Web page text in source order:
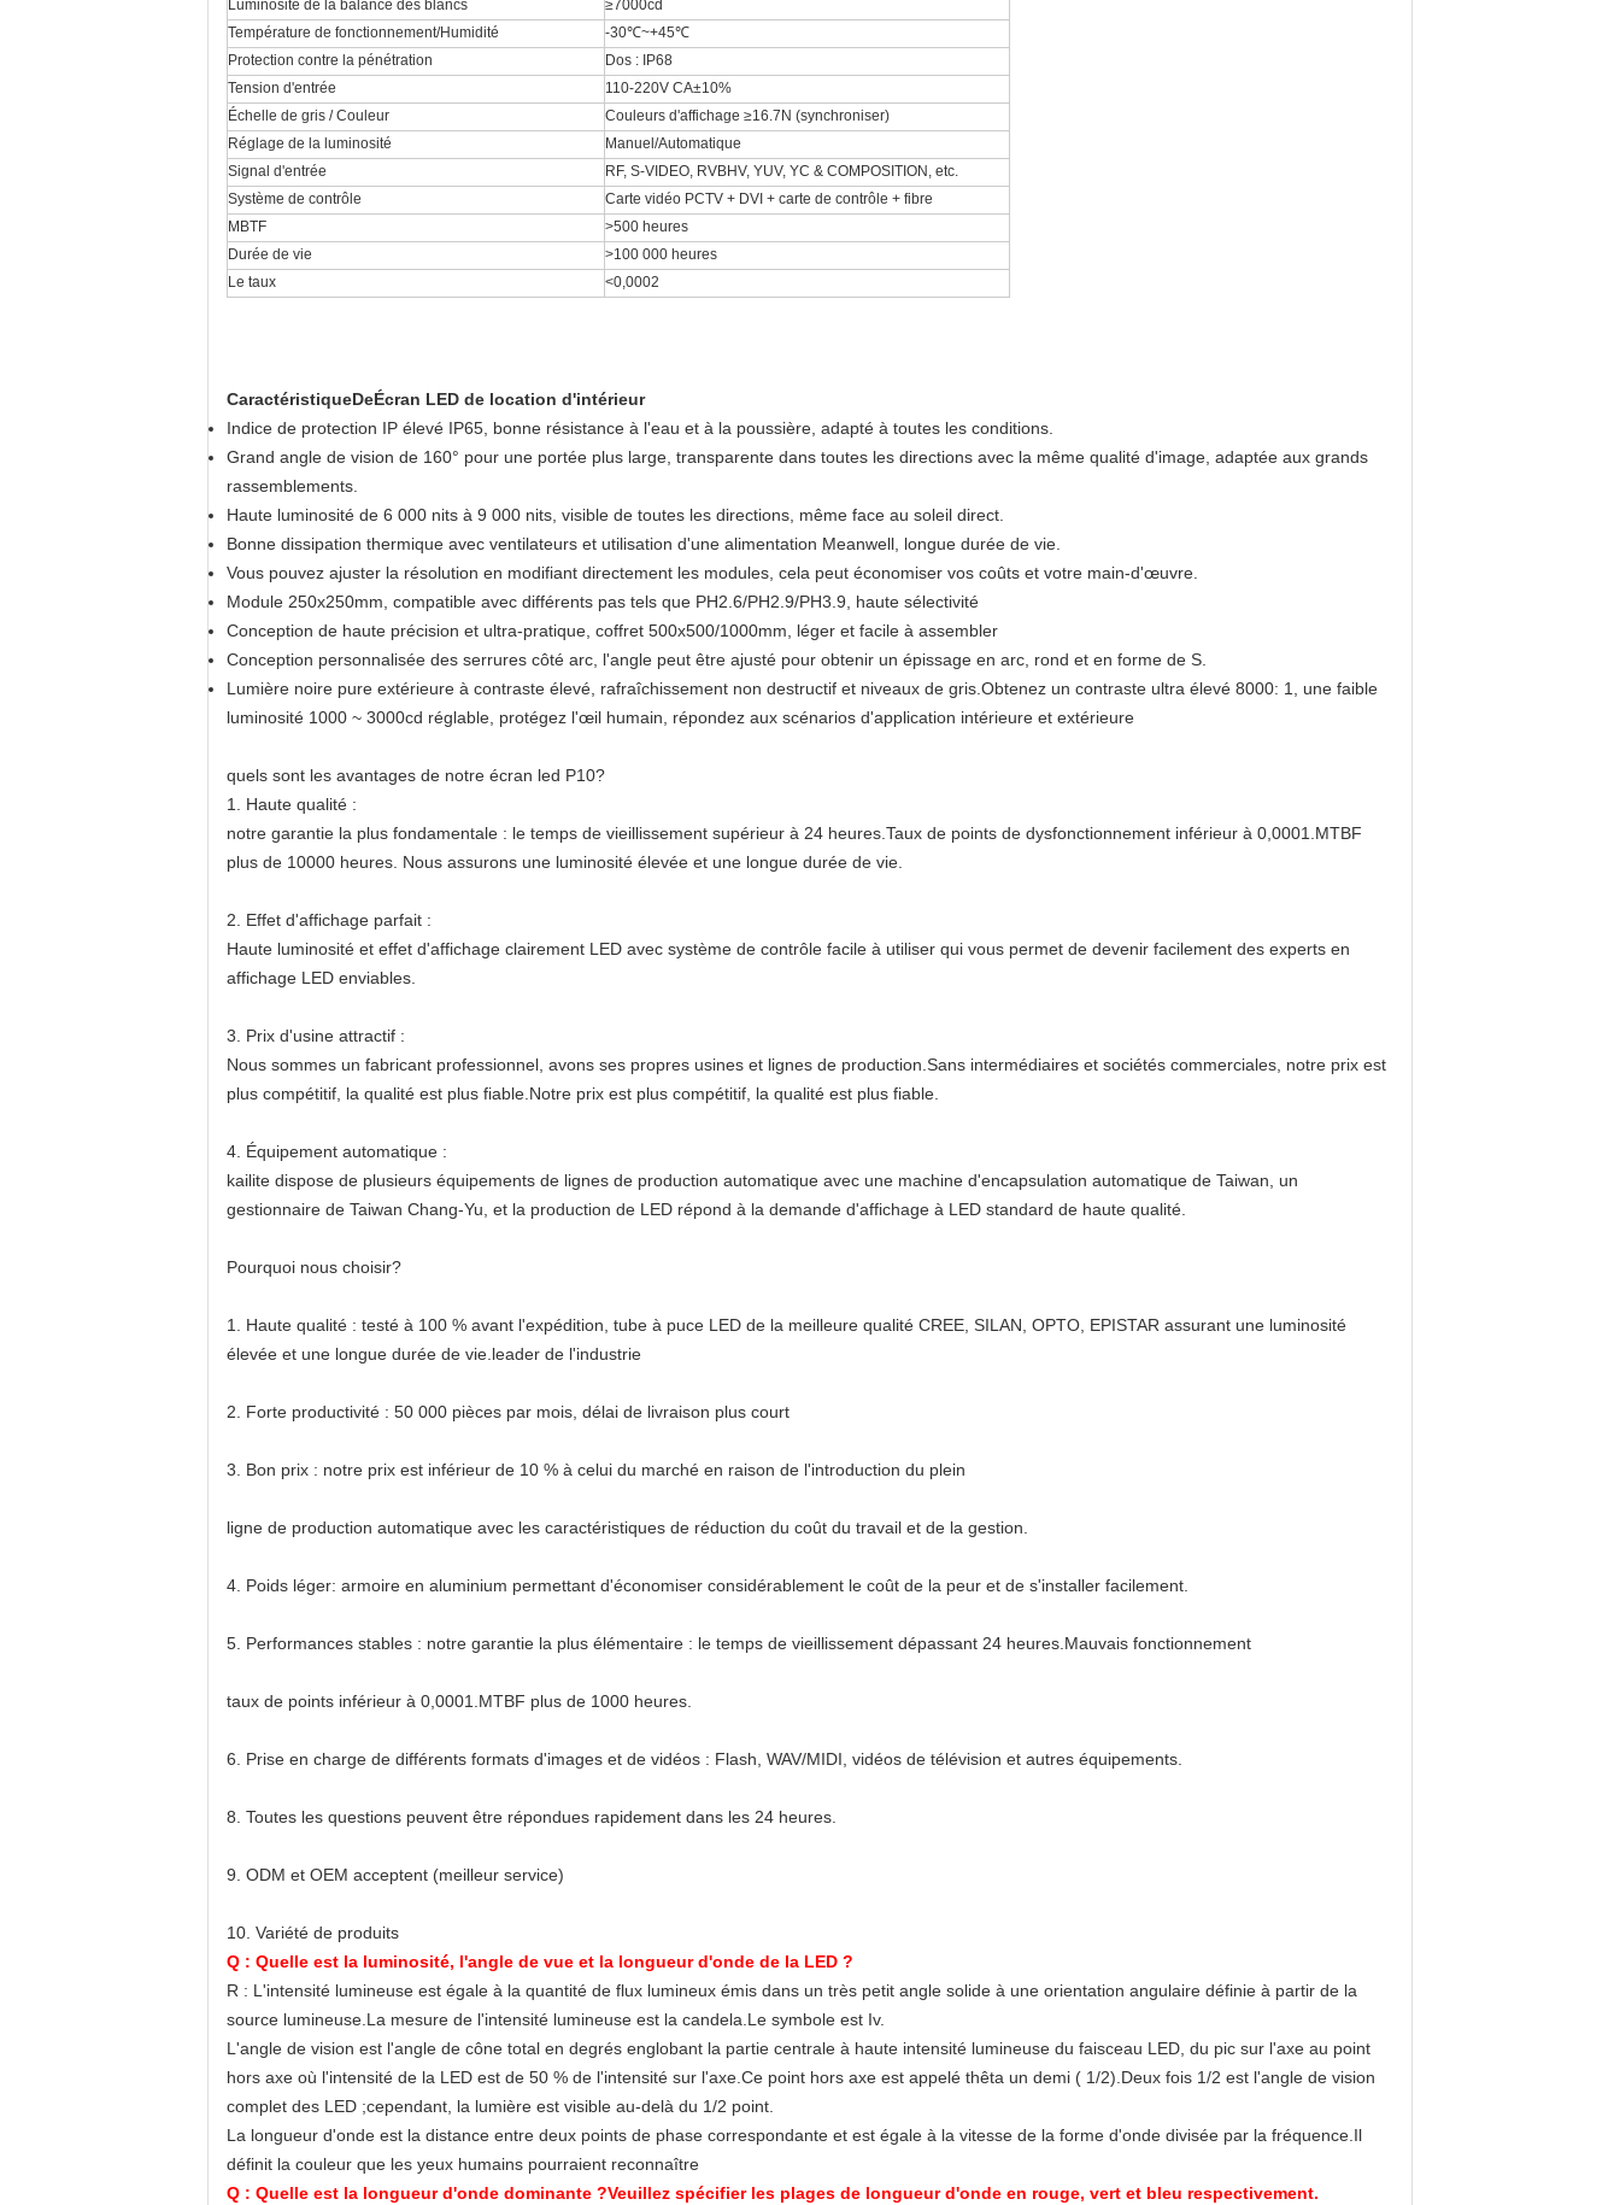
Luminosité de la balance des blancs
≥7000cd
Température de fonctionnement/Humidité
-30℃~+45℃
Protection contre la pénétration
Dos : IP68
Tension d'entrée
110-220V CA±10%
Échelle de gris / Couleur
Couleurs d'affichage ≥16.7N (synchroniser)
Réglage de la luminosité
Manuel/Automatique
Signal d'entrée
RF, S-VIDEO, RVBHV, YUV, YC & COMPOSITION, etc.
Système de contrôle
Carte vidéo PCTV + DVI + carte de contrôle + fibre
MBTF
>500 heures
Durée de vie
>100 000 heures
Le taux
<0,0002
CaractéristiqueDeÉcran LED de location d'intérieur
Indice de protection IP élevé IP65, bonne résistance à l'eau et à la poussière, adapté à toutes les conditions.
Grand angle de vision de 160° pour une portée plus large, transparente dans toutes les directions avec la même qualité d'image, adaptée aux grands
rassemblements.
Haute luminosité de 6 000 nits à 9 000 nits, visible de toutes les directions, même face au soleil direct.
Bonne dissipation thermique avec ventilateurs et utilisation d'une alimentation Meanwell, longue durée de vie.
Vous pouvez ajuster la résolution en modifiant directement les modules, cela peut économiser vos coûts et votre main-d'œuvre.
Module 250x250mm, compatible avec différents pas tels que PH2.6/PH2.9/PH3.9, haute sélectivité
Conception de haute précision et ultra-pratique, coffret 500x500/1000mm, léger et facile à assembler
Conception personnalisée des serrures côté arc, l'angle peut être ajusté pour obtenir un épissage en arc, rond et en forme de S.
Lumière noire pure extérieure à contraste élevé, rafraîchissement non destructif et niveaux de gris.Obtenez un contraste ultra élevé 8000: 1, une faible
luminosité 1000 ~ 3000cd réglable, protégez l'œil humain, répondez aux scénarios d'application intérieure et extérieure
quels sont les avantages de notre écran led P10?
1. Haute qualité :
notre garantie la plus fondamentale : le temps de vieillissement supérieur à 24 heures.Taux de points de dysfonctionnement inférieur à 0,0001.MTBF
plus de 10000 heures. Nous assurons une luminosité élevée et une longue durée de vie.
2. Effet d'affichage parfait :
Haute luminosité et effet d'affichage clairement LED avec système de contrôle facile à utiliser qui vous permet de devenir facilement des experts en
affichage LED enviables.
3. Prix d'usine attractif :
Nous sommes un fabricant professionnel, avons ses propres usines et lignes de production.Sans intermédiaires et sociétés commerciales, notre prix est
plus compétitif, la qualité est plus fiable.Notre prix est plus compétitif, la qualité est plus fiable.
4. Équipement automatique :
kailite dispose de plusieurs équipements de lignes de production automatique avec une machine d'encapsulation automatique de Taiwan, un
gestionnaire de Taiwan Chang-Yu, et la production de LED répond à la demande d'affichage à LED standard de haute qualité.
Pourquoi nous choisir?
1. Haute qualité : testé à 100 % avant l'expédition, tube à puce LED de la meilleure qualité CREE, SILAN, OPTO, EPISTAR assurant une luminosité
élevée et une longue durée de vie.leader de l'industrie
2. Forte productivité : 50 000 pièces par mois, délai de livraison plus court
3. Bon prix : notre prix est inférieur de 10 % à celui du marché en raison de l'introduction du plein
ligne de production automatique avec les caractéristiques de réduction du coût du travail et de la gestion.
4. Poids léger: armoire en aluminium permettant d'économiser considérablement le coût de la peur et de s'installer facilement.
5. Performances stables : notre garantie la plus élémentaire : le temps de vieillissement dépassant 24 heures.Mauvais fonctionnement
taux de points inférieur à 0,0001.MTBF plus de 1000 heures.
6. Prise en charge de différents formats d'images et de vidéos : Flash, WAV/MIDI, vidéos de télévision et autres équipements.
8. Toutes les questions peuvent être répondues rapidement dans les 24 heures.
9. ODM et OEM acceptent (meilleur service)
10. Variété de produits
Q : Quelle est la luminosité, l'angle de vue et la longueur d'onde de la LED ?
R : L'intensité lumineuse est égale à la quantité de flux lumineux émis dans un très petit angle solide à une orientation angulaire définie à partir de la
source lumineuse.La mesure de l'intensité lumineuse est la candela.Le symbole est Iv.
L'angle de vision est l'angle de cône total en degrés englobant la partie centrale à haute intensité lumineuse du faisceau LED, du pic sur l'axe au point
hors axe où l'intensité de la LED est de 50 % de l'intensité sur l'axe.Ce point hors axe est appelé thêta un demi ( 1/2).Deux fois 1/2 est l'angle de vision
complet des LED ;cependant, la lumière est visible au-delà du 1/2 point.
La longueur d'onde est la distance entre deux points de phase correspondante et est égale à la vitesse de la forme d'onde divisée par la fréquence.Il
définit la couleur que les yeux humains pourraient reconnaître
Q : Quelle est la longueur d'onde dominante ?Veuillez spécifier les plages de longueur d'onde en rouge, vert et bleu respectivement.